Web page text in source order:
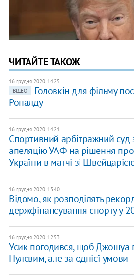
ЧИТАЙТЕ ТАКОЖ
16 грудня 2020, 14:25
ВІДЕО
Головкін для фільму
Роналду
16 грудня 2020, 14:21
Спортивний арбітражний суд
апеляцію УАФ на рішення про
України в матчі зі
16 грудня 2020, 13:40
Відомо, як розподілять
держфінансування спорту у
16 грудня 2020, 12:53
Усик погодився, щоб Джошуа
Пулєвим, але за однієї умови